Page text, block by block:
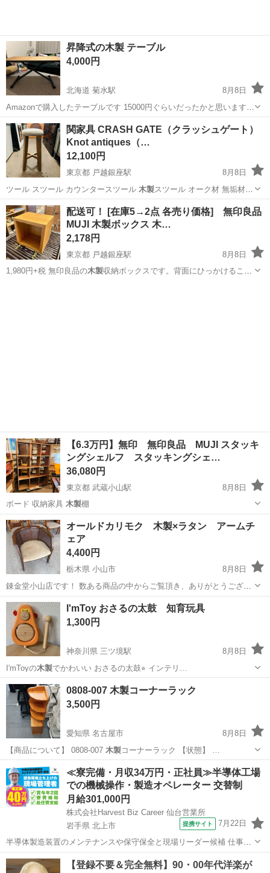
昇降式の木製 テーブル
4,000円
北海道 菊水駅
8月8日
Amazonで購入したテーブルです 15000円ぐらいだったかと思います
最近は使用せずに保管していました 新品同様とまではいきませんが、
比較的状態は綺麗かと思います 昇降式テーブルです 奥行60cm 長さ
120cm 高さM...
北海道 札幌市 菊水駅
関家具 CRASH GATE（クラッシュゲート）
Knot antiques（…
12,100円
東京都 戸越銀座駅
8月8日
ツール スツール カウンタースツール 木製スツール オーク材 無垢材
ファブリッ…
東京 品川区 戸越銀座駅 ノットアンティークス
配送可！ [在庫5→2点 各売り価格] 無印良品
MUJI 木製ボックス 木…
2,178円
東京都 戸越銀座駅
8月8日
1,980円+税 無印良品の木製収納ボックスです。背面にひっかけるこ
【6.3万円】無印 無印良品 MUJI スタッキ
ングシェルフ スタッキングシェ…
36,080円
東京都 武蔵小山駅
8月8日
ボード 収納家具 木製棚
東京 品川区 武蔵小山駅 収納家具 商品
オールドカリモク 木製×ラタン アームチ
ェア
4,400円
栃木県 小山市
8月8日
錬金堂小山店です！ 数ある商品の中からご覧頂き、ありがとうござい
ます。 店舗の閲覧ができるようになりました！ ぜひお越しください！
配送サービスもご利用可能です。 ¥3,000～より承ります。 お値引につ
きましては、店...
栃木 小山市
I'mToy おさるの太鼓 知育玩具
1,300円
神奈川県 三ツ境駅
8月8日
I'mToyの木製でかわいい おさるの太鼓⭐︎ インテリ…
神奈川 横浜市 三ツ境駅 ベビー用品 太鼓
0808-007 木製コーナーラック
3,500円
愛知県 名古屋市
8月8日
【商品について】 0808-007 木製 コーナーラック 【状態】 …
愛知 名古屋市 収納家具 現地
≪寮完備・月収34万円・正社員≫半導体工場
での機械操作・製造オペレーター 交替制
月給301,000円
株式会社Harvest Biz Career 仙台営業所
岩手県 北上市
提携サイト 7月22日
半導体製造装置のメンテナンスや保守保全と現場リーダー候補 仕事内
容 ＼フラッシュメモリの製造を行う工場で半導体製造装置の保守・点
検のお仕事／ 【主な業務】 フラッシュメモリなどに使用される「半導
岩手 北上市 その他